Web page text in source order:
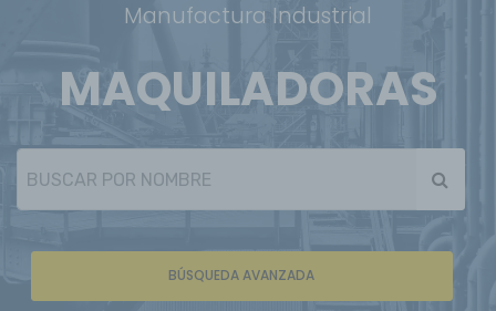
Manufactura Industrial
MAQUILADORAS
BÚSQUEDA AVANZADA